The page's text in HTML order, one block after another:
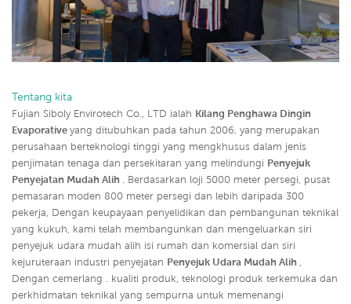
Tentang kita
Fujian Siboly Envirotech Co., LTD ialah Kilang Penghawa Dingin
Evaporative yang ditubuhkan pada tahun 2006, yang merupakan
perusahaan berteknologi tinggi yang mengkhusus dalam jenis
penjimatan tenaga dan persekitaran yang melindungi Penyejuk
Penyejatan Mudah Alih
. Berdasarkan loji 5000 meter persegi, pusat
pemasaran moden 800 meter persegi dan lebih daripada 300
pekerja, Dengan keupayaan penyelidikan dan pembangunan teknikal
yang kukuh, kami telah membangunkan dan mengeluarkan siri
penyejuk udara mudah alih isi rumah dan komersial dan siri
kejuruteraan industri penyejatan Penyejuk Udara Mudah Alih
Dengan cemerlang . kualiti produk, teknologi produk terkemuka dan
perkhidmatan teknikal yang sempurna untuk memenangi